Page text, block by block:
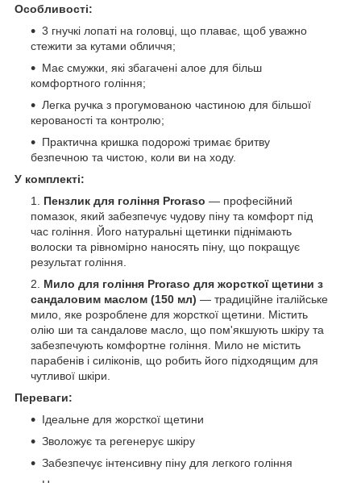
Особливості:
3 гнучкі лопаті на головці, що плаває, щоб уважно
стежити за кутами обличчя;
Має смужки, які збагачені алое для більш
комфортного гоління;
Легка ручка з прогумованою частиною для більшої
керованості та контролю;
Практична кришка подорожі тримає бритву
безпечною та чистою, коли ви на ходу.
У комплекті:
Пензлик для гоління Proraso — професійний
помазок, який забезпечує чудову піну та комфорт під
час гоління. Його натуральні щетинки піднімають
волоски та рівномірно наносять піну, що покращує
результат гоління.
Мило для гоління Proraso для жорсткої щетини з
сандаловим маслом (150 мл) — традиційне італійське
мило, яке розроблене для жорсткої щетини. Містить
олію ши та сандалове масло, що пом'якшують шкіру та
забезпечують комфортне гоління. Мило не містить
парабенів і силіконів, що робить його підходящим для
чутливої шкіри.
Переваги:
Ідеальне для жорсткої щетини
Зволожує та регенерує шкіру
Забезпечує інтенсивну піну для легкого гоління